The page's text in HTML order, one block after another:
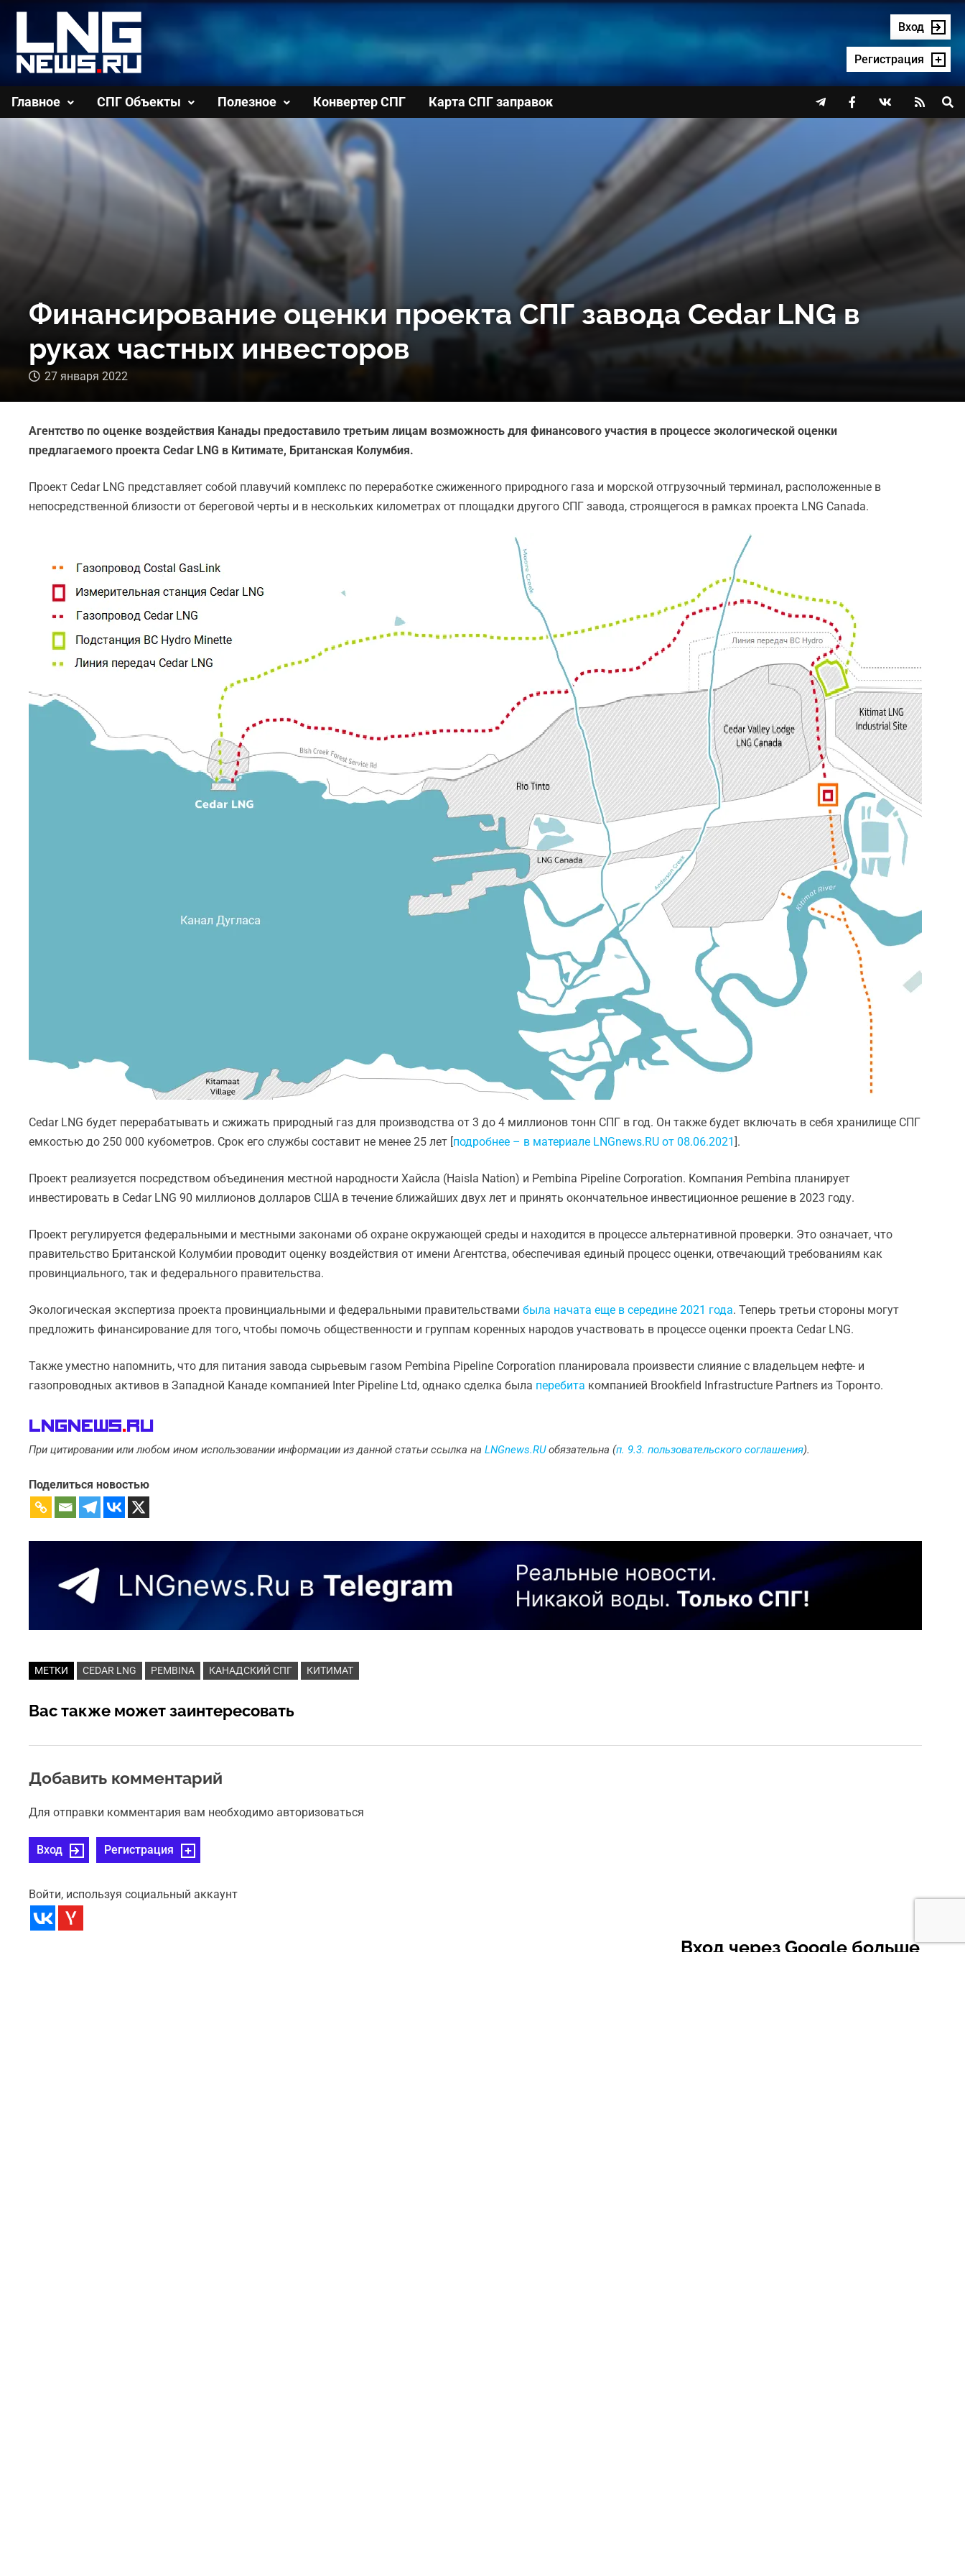
содержимому
Вход
Регистрация
Главное СПГ Объекты Полезное Конвертер СПГ Карта СПГ заправок    
Финансирование оценки проекта СПГ завода Cedar LNG в
руках частных инвесторов
27 января 2022
Агентство по оценке воздействия Канады предоставило третьим лицам возможность для финансового участия в процессе экологической оценки
предлагаемого проекта Cedar LNG в Китимате, Британская Колумбия.
Проект Cedar LNG представляет собой плавучий комплекс по переработке сжиженного природного газа и морской отгрузочный терминал, расположенные в
непосредственной близости от береговой черты и в нескольких километрах от площадки другого СПГ завода, строящегося в рамках проекта LNG Canada.
Cedar LNG будет перерабатывать и сжижать природный газ для производства от 3 до 4 миллионов тонн СПГ в год. Он также будет включать в себя хранилище СПГ
емкостью до 250 000 кубометров. Срок его службы составит не менее 25 лет [подробнее – в материале LNGnews.RU от 08.06.2021].
Проект реализуется посредством объединения местной народности Хайсла (Haisla Nation) и Pembina Pipeline Corporation. Компания Pembina планирует
инвестировать в Cedar LNG 90 миллионов долларов США в течение ближайших двух лет и принять окончательное инвестиционное решение в 2023 году.
Проект регулируется федеральными и местными законами об охране окружающей среды и находится в процессе альтернативной проверки. Это означает, что
правительство Британской Колумбии проводит оценку воздействия от имени Агентства, обеспечивая единый процесс оценки, отвечающий требованиям как
провинциального, так и федерального правительства.
Экологическая экспертиза проекта провинциальными и федеральными правительствамибыла начата еще в середине 2021 года. Теперь третьи стороны могут
предложить финансирование для того, чтобы помочь общественности и группам коренных народов участвовать в процессе оценки проекта Cedar LNG.
Также уместно напомнить, что для питания завода сырьевым газом Pembina Pipeline Corporation планировала произвести слияние с владельцем нефте- и
газопроводных активов в Западной Канаде компанией Inter Pipeline Ltd, однако сделка была перебита компанией Brookfield Infrastructure Partners из Торонто.
LNGnews. Ru
При цитировании или любом ином использовании информации из данной статьи ссылка наLNGnews.RUобязательна (п. 9.3. пользовательского соглашения).
Поделиться новостью
МЕТКИ CEDAR LNG PEMBINA КАНАДСКИЙ СПГ КИТИМАТ
Вас также может заинтересовать
Добавить комментарий
Для отправки комментария вам необходимо авторизоваться
Вход Регистрация
Войти, используя социальный аккаунт
Вход через Google больше